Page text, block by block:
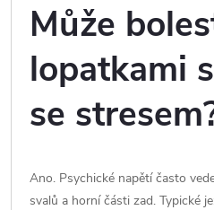
Může
lopatkami
se
Ano. Psychické napětí často
svalů a horní části zad. Typické